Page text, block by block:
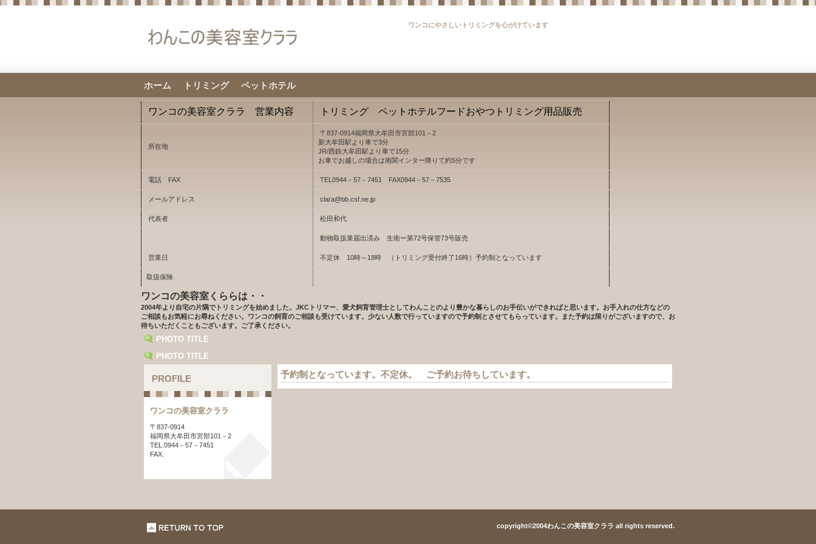
ワンコにやさしいトリミングを心がけています
ワンコの美容室クララ 営業内容 トリミング ペットホテルフードおやつトリミング用品販売
所在地
〒837-0914福岡県大牟田市宮部101－2
新大牟田駅より車で3分
JR/西鉄大牟田駅より車で15分
お車でお越しの場合は南関インター降りて約5分です
電話 FAX TEL0944－57－7451 FAX0944－57－7535
メールアドレス clara@bb.csf.ne.jp
代表者 松田和代
動物取扱業届出済み 生衛ー第72号保管73号販売
営業日 不定休 10時～18時 （トリミング受付終了16時）予約制となっています
取扱保険
ワンコの美容室くららは・・
2004年より自宅の片隅でトリミングを始めました。JKCトリマー、愛犬飼育管理士としてわんことのより豊かな暮らしのお手伝いができればと思います。お手入れの仕方などの
ご相談もお気軽にお尋ねください。ワンコの飼育のご相談も受けています。少ない人数で行っていますので予約制とさせてもらっています。また予約は限りがございますので、お
待ちいただくこともございます。ご了承ください。
PHOTO TITLE
PHOTO TITLE
予約制となっています。不定休。 ご予約お待ちしています。
PROFILE
ワンコの美容室クララ
〒837-0914
福岡県大牟田市宮部101－2
TEL.0944－57－7451
FAX.
ホーム トリミング ペットホテル
copyright©2004わんこの美容室クララ all rights reserved.